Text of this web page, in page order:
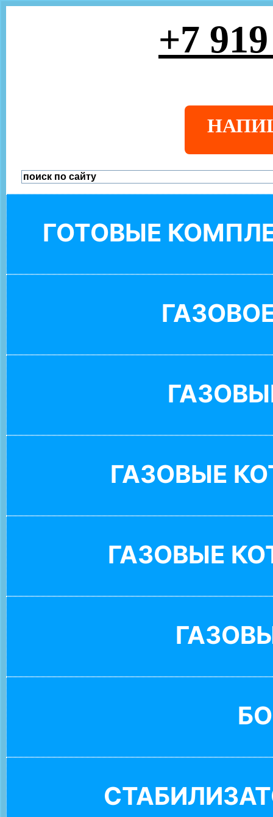
+7
ГОТОВЫЕ
ГАЗОВЫЕ
ГАЗОВЫЕ